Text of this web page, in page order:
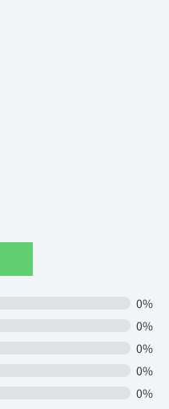
0%
0%
0%
0%
0%